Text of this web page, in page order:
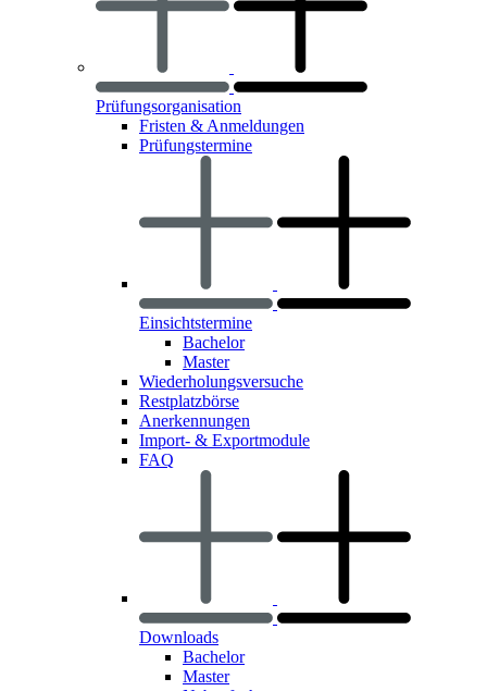
Prüfungsorganisation
Fristen & Anmeldungen
Prüfungstermine
Einsichtstermine
Bachelor
Master
Wiederholungsversuche
Restplatzbörse
Anerkennungen
Import- & Exportmodule
FAQ
Downloads
Bachelor
Master